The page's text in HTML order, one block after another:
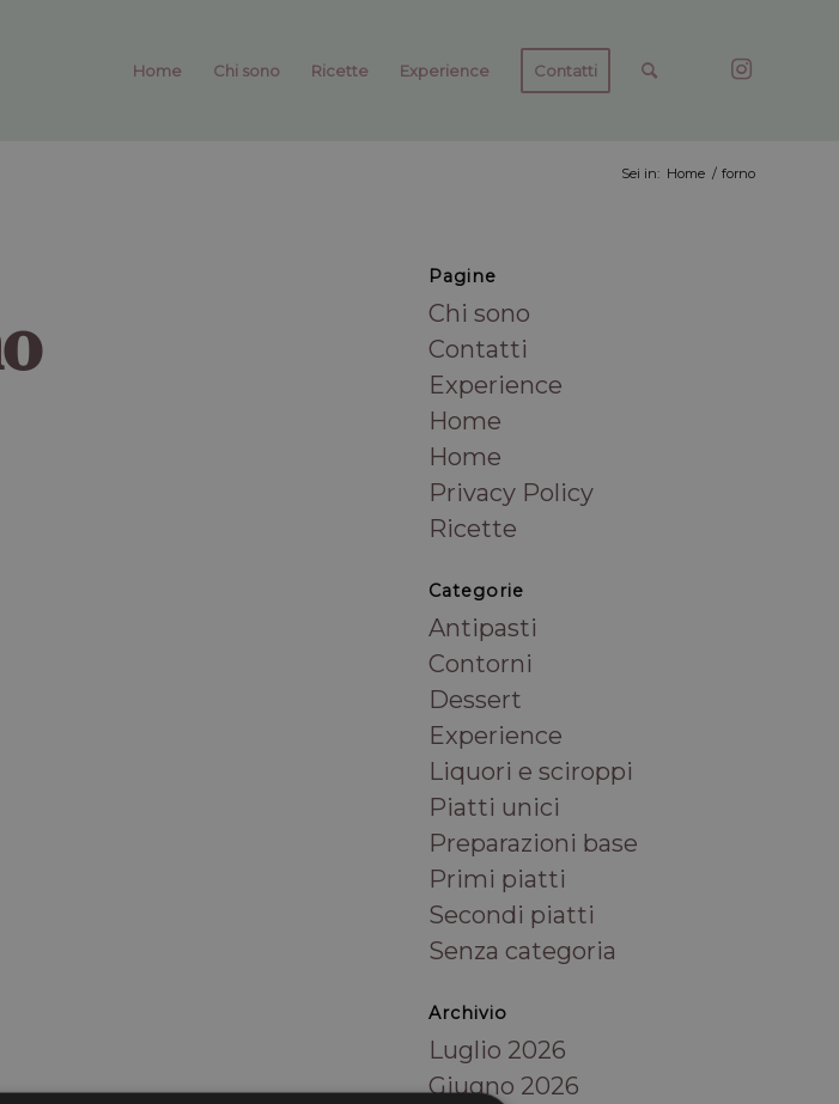
Home Chi sono Ricette Experience Contatti
Sei in: Home / forno
Pagine
Chi sono
Contatti
Experience
Home
Home
Privacy Policy
Ricette
Categorie
Antipasti
Contorni
Dessert
Experience
Liquori e sciroppi
Piatti unici
Preparazioni base
Primi piatti
Secondi piatti
Senza categoria
Archivio
Luglio 2026
Giugno 2026